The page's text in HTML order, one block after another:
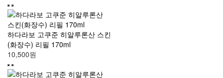
하다라보 고쿠준 히알루론산 스킨
(화장수) 리필 170ml
10,500원